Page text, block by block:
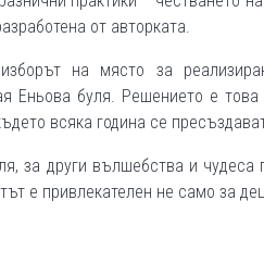
от авторката.
на място за
Еньова буля. Решението е
всяка година се
за други вълшебства и
е привлекателен не само за